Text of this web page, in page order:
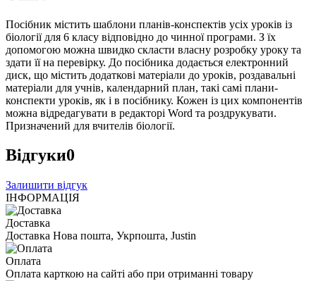
Посібник містить шаблони планів-конспектів усіх уроків із
біології для 6 класу відповідно до чинної програми. З їх
допомогою можна швидко скласти власну розробку уроку та
здати її на перевірку. До посібника додається електронний
диск, що містить додаткові матеріали до уроків, роздавальні
матеріали для учнів, календарний план, такі самі плани-
конспекти уроків, як і в посібнику. Кожен із цих компонентів
можна відредагувати в редакторі Word та роздрукувати.
Призначений для вчителів біології.
Відгуки0
Залишити відгук
ІНФОРМАЦІЯ
Доставка
Доставка Нова пошта, Укрпошта, Justin
Оплата
Оплата карткою на сайті або при отриманні товару